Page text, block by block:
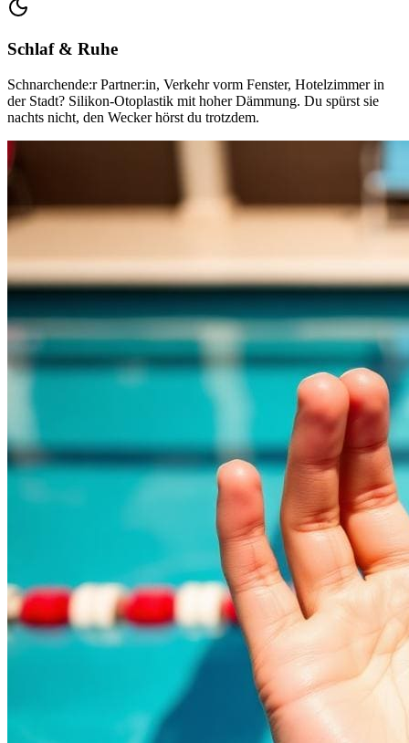
Schlaf & Ruhe
Schnarchende:r Partner:in, Verkehr vorm Fenster, Hotelzimmer in
der Stadt? Silikon-Otoplastik mit hoher Dämmung. Du spürst sie
nachts nicht, den Wecker hörst du trotzdem.